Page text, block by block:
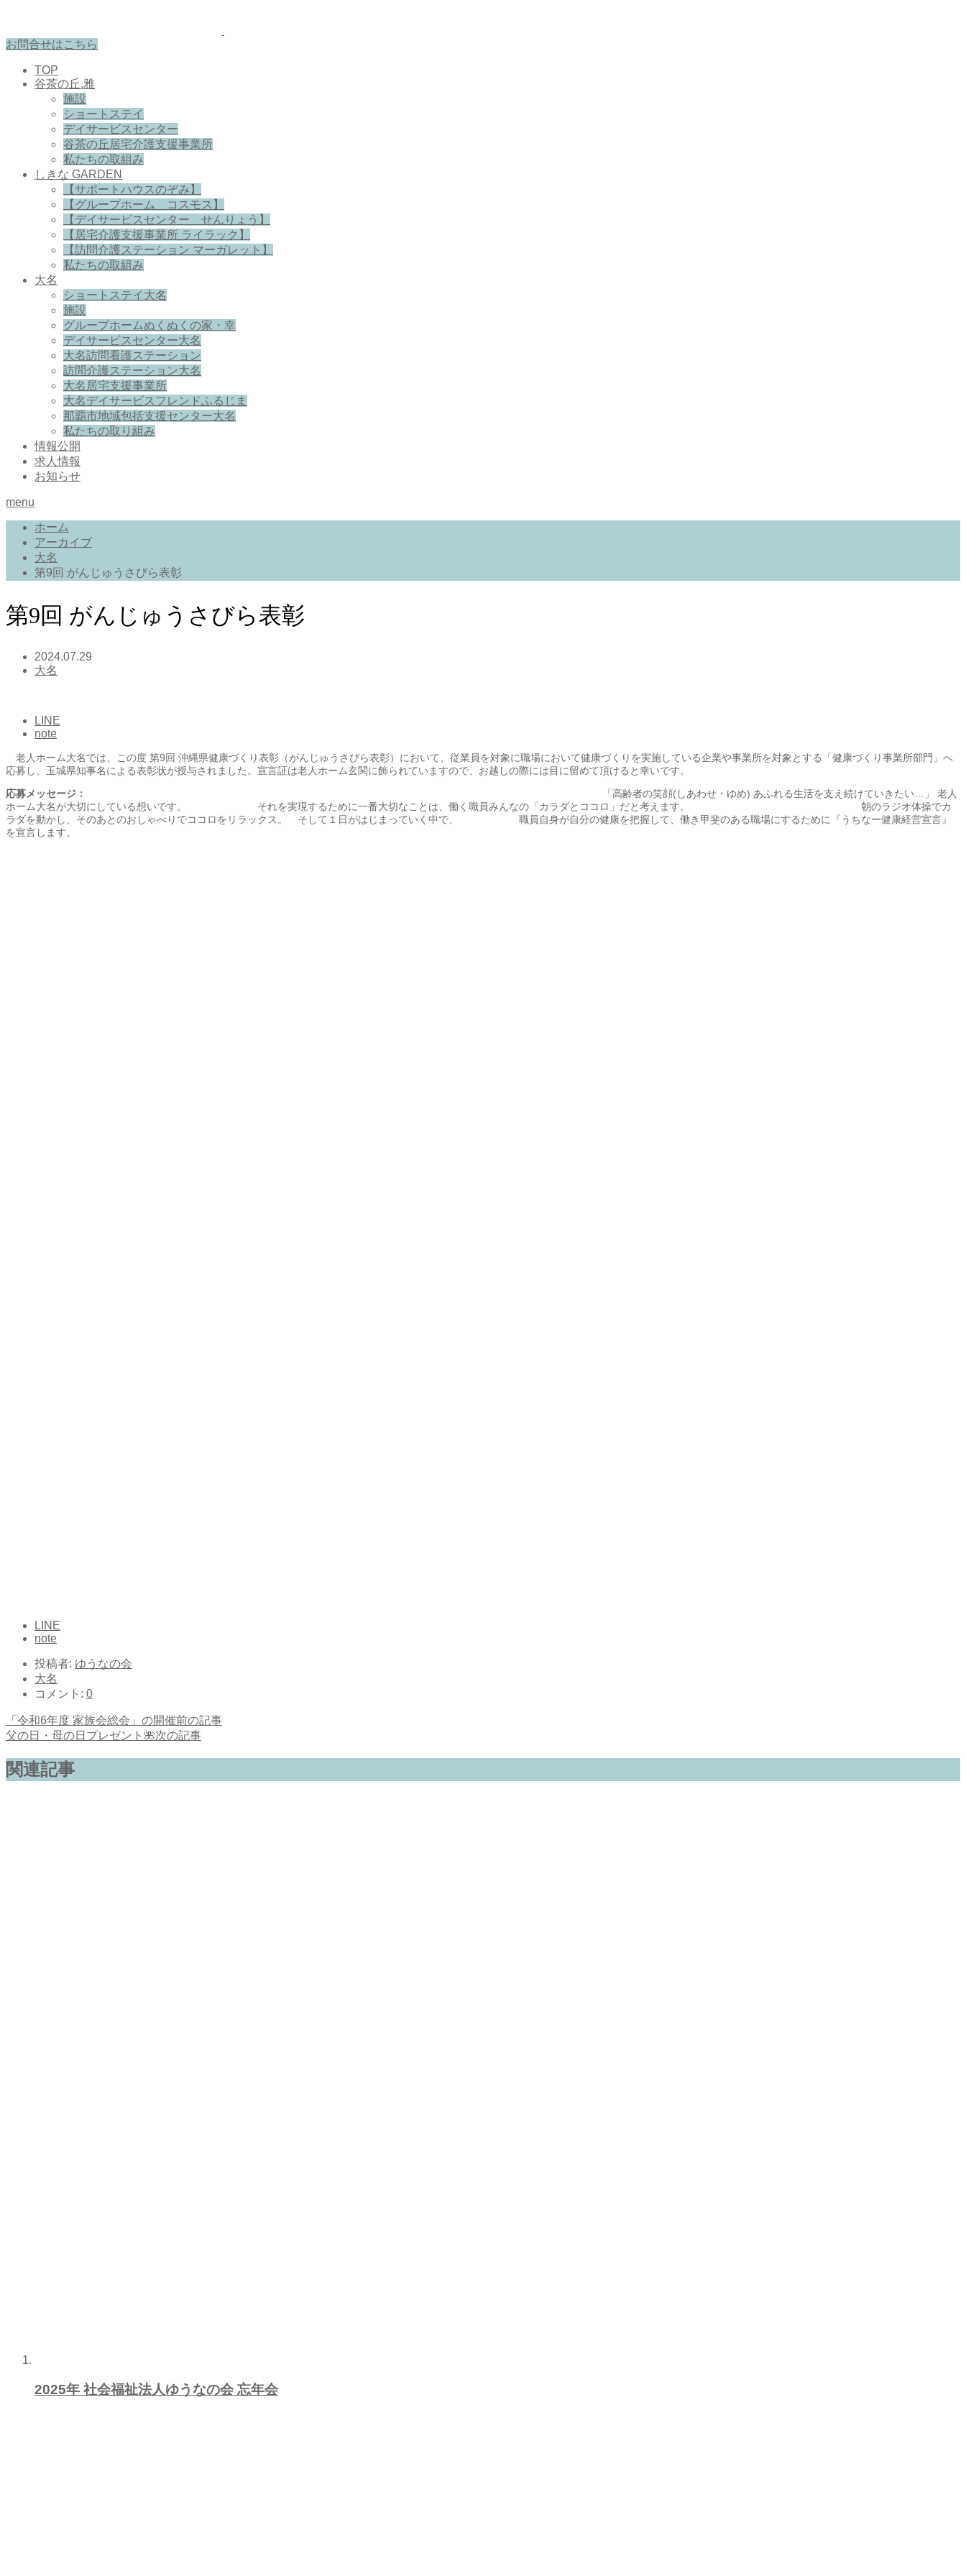
お問合せはこちら
TOP
谷茶の丘.雅
施設
ショートステイ
デイサービスセンター
谷茶の丘居宅介護支援事業所
私たちの取組み
しきな GARDEN
【サポートハウスのぞみ】
【グループホーム コスモス】
【デイサービスセンター せんりょう】
【居宅介護支援事業所 ライラック】
【訪問介護ステーション マーガレット】
私たちの取組み
大名
ショートステイ大名
施設
グループホームぬくぬくの家・幸
デイサービスセンター大名
大名訪問看護ステーション
訪問介護ステーション大名
大名居宅支援事業所
大名デイサービスフレンドふるじま
那覇市地域包括支援センター大名
私たちの取り組み
情報公開
求人情報
お知らせ
menu
ホーム
アーカイブ
大名
第9回 がんじゅうさびら表彰
第9回 がんじゅうさびら表彰
2024.07.29
大名
LINE
note
老人ホーム大名では、この度 第9回 沖縄県健康づくり表彰（がんじゅうさびら表彰）において、従業員を対象に職場において健康づくりを実施している企業や事業所を対象とする「健康づくり事業所部門」へ
応募し、玉城県知事名による表彰状が授与されました。宣言証は老人ホーム玄関に飾られていますので、お越しの際には目に留めて頂けると幸いです。
応募メッセージ：
「高齢者の笑顔(しあわせ・ゆめ) あふれる生活を支え続けていきたい…」 老人
ホーム大名が大切にしている想いです。 それを実現するために一番大切なことは、働く職員みんなの「カラダとココロ」だと考えます。 朝のラジオ体操でカ
ラダを動かし、そのあとのおしゃべりでココロをリラックス。 そして１日がはじまっていく中で、 職員自身が自分の健康を把握して、働き甲斐のある職場にするために『うちなー健康経営宣言』
を宣言します。
LINE
note
投稿者: ゆうなの会
大名
コメント: 0
「令和6年度 家族会総会」の開催前の記事
父の日・母の日プレゼント🌺次の記事
関連記事
2025年 社会福祉法人ゆうなの会 忘年会